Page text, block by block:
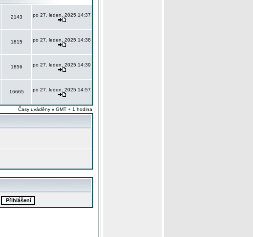
2143 po 27. leden, 2025 14:37
1815 po 27. leden, 2025 14:38
1856 po 27. leden, 2025 14:39
16665 po 27. leden, 2025 14:57
Časy uváděny v GMT + 1 hodina